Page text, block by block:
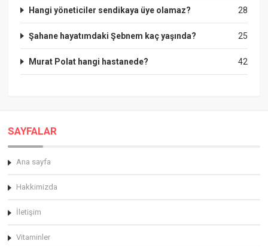
28
Hangi yöneticiler sendikaya üye olamaz?
25
Şahane hayatımdaki Şebnem kaç yaşında?
42
Murat Polat hangi hastanede?
SAYFALAR
Ana sayfa
Hakkimizda
İletişim
Vitaminler